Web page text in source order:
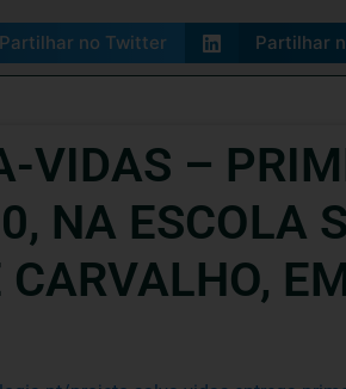
Partilhar no Twitter Partilhar
VIDAS –
NA ESCOLA